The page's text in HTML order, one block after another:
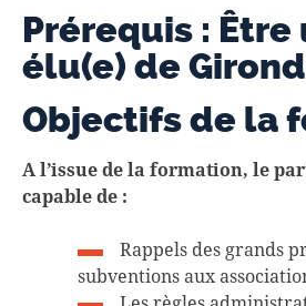
Prérequis : Être
élu(e)de
Objectifs de la
A l’issue de la formation, le
capable de :
Rappels des grands
subventions aux